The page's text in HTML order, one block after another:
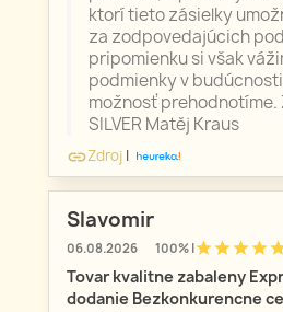
ktorí tieto zásielky
za zodpovedajúcich
pripomienku si však
podmienky v
možnosť prehodnotíme.
SILVER Matěj Kraus
linkZdroj |
Slavomir
06.08.2026 100% |starstarstarstar
Tovar kvalitne zabaleny
dodanie Bezkonkurencne